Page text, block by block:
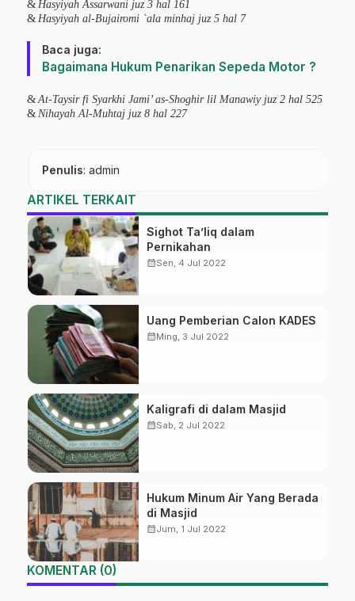
& Hasyiyah Assarwani juz 3 hal 161
& Hasyiyah al-Bujairomi `ala minhaj juz 5 hal 7
Baca juga:
Bagaimana Hukum Penarikan Sepeda Motor ?
& At-Taysir fi Syarkhi Jami’ as-Shoghir lil Manawiy juz 2 hal 525
& Nihayah Al-Muhtaj juz 8 hal 227
Penulis: admin
ARTIKEL TERKAIT
Sighot Ta’liq dalam
Pernikahan
calendar_monthSen, 4 Jul 2022
Uang Pemberian Calon KADES
calendar_monthMing, 3 Jul 2022
Kaligrafi di dalam Masjid
calendar_monthSab, 2 Jul 2022
Hukum Minum Air Yang Berada
di Masjid
calendar_monthJum, 1 Jul 2022
KOMENTAR (0)